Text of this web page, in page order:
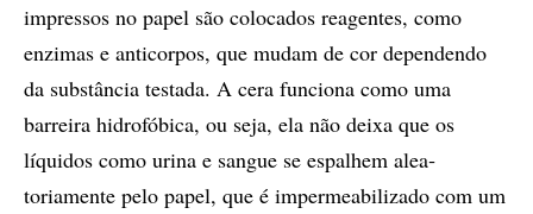
impressos no papel são colocados reagentes, como
enzimas e anticorpos, que mudam de cor dependendo
da substância testada. A cera funciona como uma
barreira hidrofóbica, ou seja, ela não deixa que os
líquidos como urina e sangue se espalhem alea­
toriamente pelo papel, que é impermeabilizado com um